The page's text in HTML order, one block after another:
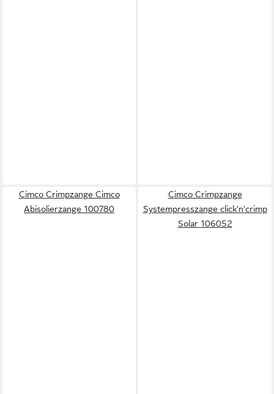
Cimco Crimpzange Cimco
Abisolierzange 100780
Cimco Crimpzange
Systempresszange click'n'crimp
Solar 106052